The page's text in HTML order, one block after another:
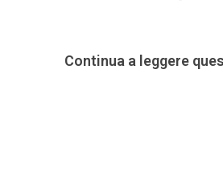
Continua a leggere